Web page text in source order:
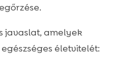
javaslat, amelyek
életvitelét: